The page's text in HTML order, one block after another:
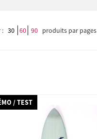
: 30 60 90 produits par pages
/ TEST